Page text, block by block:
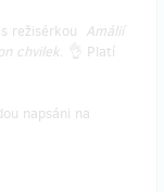
režisérkou Amálií
chvilek. 👌 Platí
napsáni na